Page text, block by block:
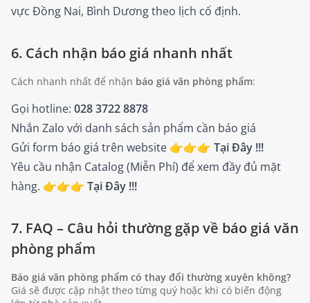
vực Đồng Nai, Bình Dương theo lịch cố định.
6. Cách nhận báo giá nhanh nhất
Cách nhanh nhất để nhận báo giá văn phòng phẩm:
Gọi hotline: 028 3722 8878
Nhắn Zalo với danh sách sản phẩm cần báo giá
Gửi form báo giá trên website 👉👉👉 Tại Đây !!!
Yêu cầu nhận Catalog (Miễn Phí) để xem đầy đủ mặt
hàng. 👉👉👉 Tại Đây !!!
7. FAQ – Câu hỏi thường gặp về báo giá văn
phòng phẩm
Báo giá văn phòng phẩm có thay đổi thường xuyên không?
Giá sẽ được cập nhật theo từng quý hoặc khi có biến động